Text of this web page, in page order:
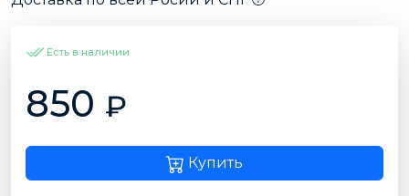
Есть в наличии
850 ₽
Купить